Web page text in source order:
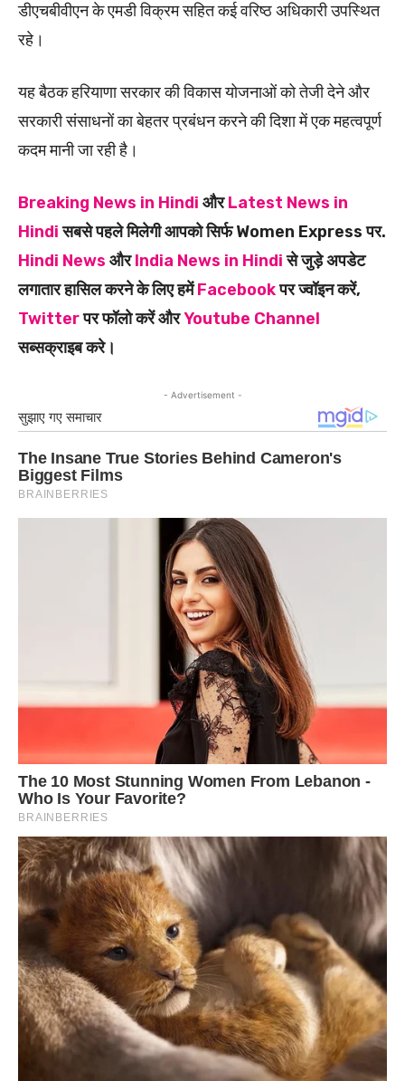
डीएचबीवीएन के एमडी विक्रम सहित कई वरिष्ठ अधिकारी उपस्थित
रहे।
यह बैठक हरियाणा सरकार की विकास योजनाओं को तेजी देने और
सरकारी संसाधनों का बेहतर प्रबंधन करने की दिशा में एक महत्वपूर्ण
कदम मानी जा रही है।
Breaking News in Hindi औरLatest News in
Hindiसबसे पहले मिलेगी आपको सिर्फ Women Express पर.
Hindi News औरIndia News in Hindiसे जुड़े अपडेट
लगातार हासिल करने के लिए हमेंFacebookपर ज्वॉइन करें,
Twitterपर फॉलो करें औरYoutube Channel
सब्सक्राइब करे।
- Advertisement -